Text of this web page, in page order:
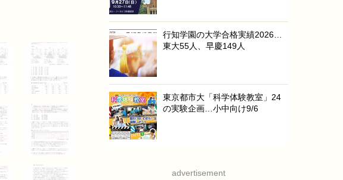
行知学園の大学合格実績2026…
東大55人、早慶149人
東京都市大「科学体験教室」24
の実験企画…小中向け9/6
advertisement